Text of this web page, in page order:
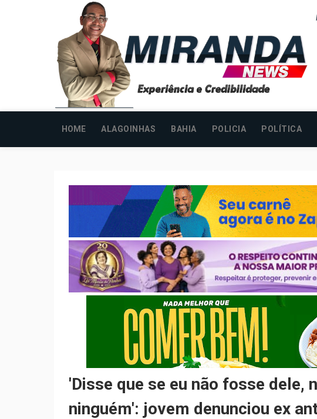
HOME ALAGOINHAS BAHIA POLICIA POLÍTICA
'Disse que se eu não fosse dele,
ninguém': jovem denunciou ex